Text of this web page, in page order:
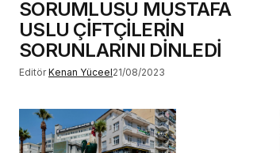
SORUMLUSU MUSTAFA
USLU ÇİFTÇİLERİN
SORUNLARINI DİNLEDİ
Editör Kenan Yüceel21/08/2023